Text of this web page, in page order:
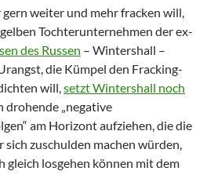
weiter und mehr fracken will,
Tochterunternehmen der ex-
des Russen – Wintershall –
die Kümpel den Fracking-
will,setzt Wintershall noch
drohende „negative
am Horizont aufziehen, die die
zuschulden machen würden,
gleich losgehen können mit dem